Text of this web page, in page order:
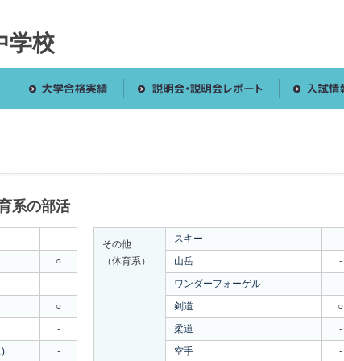
学校
系の部活
-
○
-
○
-
)
-
その他
（体育系）
スキー
-
山岳
-
ワンダーフォーゲル
-
剣道
○
柔道
-
空手
-